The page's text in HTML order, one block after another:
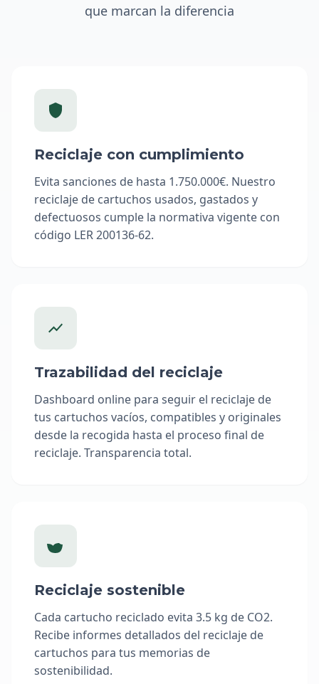
que marcan la diferencia
Reciclaje con cumplimiento
Evita sanciones de hasta 1.750.000€. Nuestro
reciclaje de cartuchos usados, gastados y
defectuosos cumple la normativa vigente con
código LER 200136-62.
Trazabilidad del reciclaje
Dashboard online para seguir el reciclaje de
tus cartuchos vacíos, compatibles y originales
desde la recogida hasta el proceso final de
reciclaje. Transparencia total.
Reciclaje sostenible
Cada cartucho reciclado evita 3.5 kg de CO2.
Recibe informes detallados del reciclaje de
cartuchos para tus memorias de
sostenibilidad.